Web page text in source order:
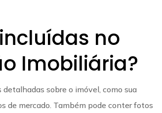
no
Imobiliária?
sobre o imóvel, como sua
de mercado. Também pode conter fotos